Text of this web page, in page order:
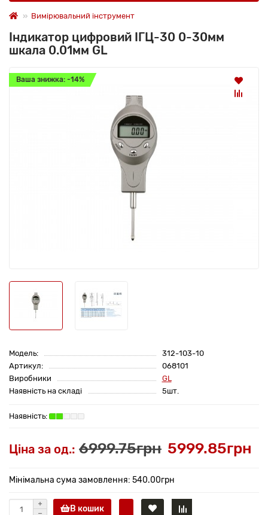
Вимірювальний інструмент
Індикатор цифровий ІГЦ-30 0-30мм
шкала 0.01мм GL
Ваша знижка: -14%
Модель:
312-103-10
Артикул:
068101
Виробники
GL
Наявність на складі
5шт.
Ціна за од.: 6999.75грн 5999.85грн
Мінімальна сума замовлення: 540.00грн
В кошик